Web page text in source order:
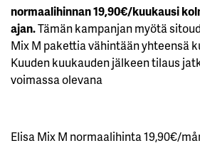
normaalihinnan 19,90€/kuukausi
ajan.Tämän kampanjan myötä
Mix M pakettia vähintään yhteensä
Kuuden kuukauden jälkeen tilaus
voimassa olevana
Elisa Mix M normaalihinta 19,90€/